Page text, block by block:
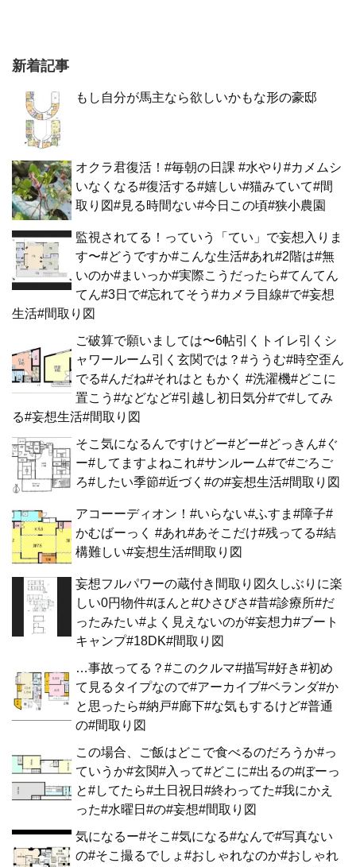
新着記事
もし自分が馬主なら欲しいかもな形の豪邸
オクラ君復活！#毎朝の日課 #水やり#カメムシ
いなくなる#復活する#嬉しい#猫みていて#間
取り図#見る時間ない#今日この頃#狭小農園
監視されてる！っていう「てい」で妄想入りま
す〜#どうですか#こんな生活#あれ#2階は#無
いのか#まいっか#実際こうだったら#てんてん
てん#3日で#忘れてそう#カメラ目線#で#妄想
生活#間取り図
ご破算で願いましては〜6帖引くトイレ引くシ
ャワールーム引く玄関では？#ううむ#時空歪ん
でる#んだね#それはともかく #洗濯機#どこに
置こう#などなど#引越し初日気分#で#してみ
る#妄想生活#間取り図
そこ気になるんですけどー#どー#どっきん#ぐ
ー#してますよねこれ#サンルーム#で#ごろご
ろ#したい季節#近づく#の#妄想生活#間取り図
アコーーディオン！#いらない#ふすま#障子#
かむばーっく #あれ#あそこだけ#残ってる#結
構難しい#妄想生活#間取り図
妄想フルパワーの蔵付き間取り図久しぶりに楽
しい0円物件#ほんと#ひさびさ#昔#診療所#だ
ったみたい#よく見えないのが#妄想力#ブート
キャンプ#18DK#間取り図
…事故ってる？#このクルマ#描写#好き#初め
て見るタイプなので#アーカイブ#ベランダ#か
と思ったら#納戸#廊下#な気もするけど#普通
の#間取り図
この場合、ご飯はどこで食べるのだろうか#っ
ていうか#玄関#入って#どこに#出るの#ぼーっ
と#してたら#土日祝日#終わってた#我にかえ
った#水曜日#の#妄想#間取り図
気になるー#そこ#気になる#なんで#写真ない
の#そこ撮るでしょ#おしゃれなのか#おしゃれ